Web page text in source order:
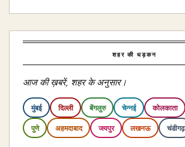
शहर की धड़कन
आज की ख़बरें, शहर के अनुसार।
मुंबई दिल्ली बेंगलुरु चेन्नई कोलकाता
पुणे अहमदाबाद जयपुर लखनऊ चंडीगढ़